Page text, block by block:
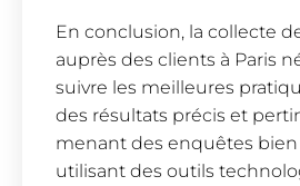
En conclusion, la collecte
auprès des clients à Paris
suivre les meilleures
des résultats précis et
menant des enquêtes
utilisant des outils